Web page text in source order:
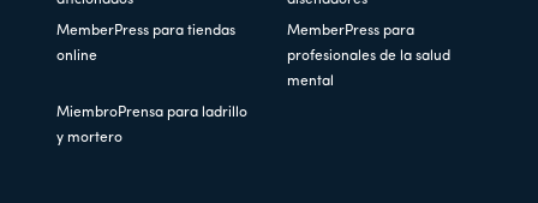
MemberPress para tiendas
online
MemberPress para
profesionales de la salud
mental
MiembroPrensa para ladrillo
y mortero